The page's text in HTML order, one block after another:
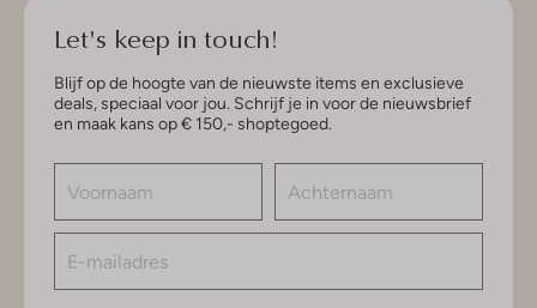
Let's keep in touch!
Blijf op de hoogte van de nieuwste items en exclusieve
deals, speciaal voor jou. Schrijf je in voor de nieuwsbrief
en maak kans op € 150,- shoptegoed.